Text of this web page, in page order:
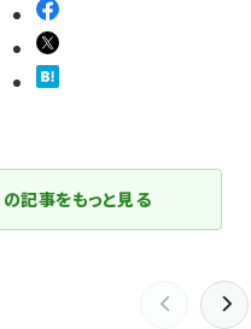
記事をもっと見る